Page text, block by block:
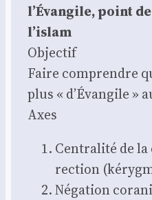
l’Évangile, point
l’islam
Objec­tif
Faire com­prendre
plus « d’Évangile »
Axes
Cen­tra­li­té de
rec­tion
Néga­tion